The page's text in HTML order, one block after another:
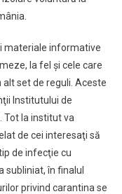
materiale informative
la fel şi cele care
set de reguli. Aceste
Institutului de
Tot la institut va
de cei interesaţi să
de infecţie cu
subliniat, în finalul
privind carantina se